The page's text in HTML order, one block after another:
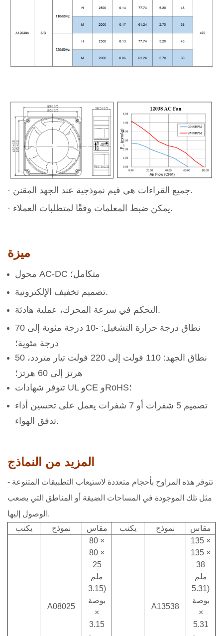
· جميع القراءات هي قيم نموذجية عند الجهد المقنن.
· يمكن ضبط المعلمات وفقًا لمتطلبات العملاء.
ميزة
محول AC-DC متكامل؛
تصميم تخفيف الإلكترونية.
التحكم في سرعة المحرك، عملية هادئة.
نطاق درجة حرارة التشغيل: -10 درجة مئوية إلى 70
درجة مئوية؛
نطاق الجهد: 110 فولت إلى 220 فولت تيار متردد، 50
هرتز إلى 60 هرتز؛
تتوفر شهادات UL وCE وRoHS؛
تصميم 5 شفرات أو 7 شفرات يعمل على تحسين أداء
المزيد من النماذج
تتوفر هذه المراوح بأحجام متعددة لاستيعاب التطبيقات المتنوعة -
مثل تلك الموجودة في المساحات الضيقة أو المناطق التي يصعب
الوصول إليها.
يكتب
نموذج مقاس يكتب نموذج مقاس
A08025
80 ×
80 ×
25
ملم
(3.15
بوصة
×
3.15
A13538
135 ×
135 ×
38
ملم
(5.31
بوصة
×
5.31